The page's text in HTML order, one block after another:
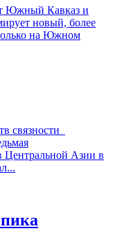
Южный Кавказ и
новый, более
на Южном
связности
Центральной Азии в